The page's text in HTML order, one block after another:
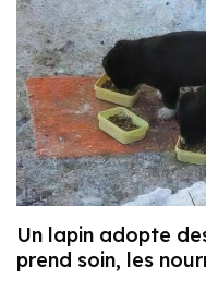
Un lapin adopte
prend soin, les